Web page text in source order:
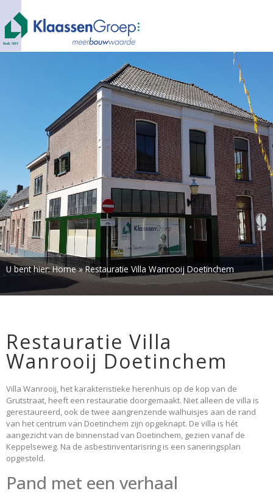
U bent hier:Home»Restauratie Villa Wanrooij Doetinchem
Restauratie Villa
Wanrooij Doetinchem
Villa Wanrooij, het karakteristieke herenhuis op de kop van de
Grutstraat, heeft een restauratie doorgemaakt. Niet alleen de villa is
gerestaureerd, ook de twee aangrenzende walhuisjes aan de rand
van het centrum van Doetinchem zijn opgeknapt. De villa is hét
aangezicht van de binnenstad van Doetinchem, gezien vanaf de
Keppelseweg. Na de asbestinventarisring is een saneringsplan
opgesteld.
Pand met een verhaal